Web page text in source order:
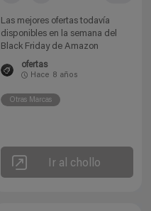
Las mejores ofertas todavía
disponibles en la semana del
Black Friday de Amazon
ofertas
Hace 8 años
Otras Marcas
Ir al chollo